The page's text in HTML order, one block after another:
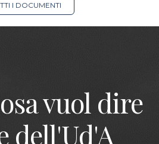
I DOCUMENTI
vuol dire
dell'Ud'A